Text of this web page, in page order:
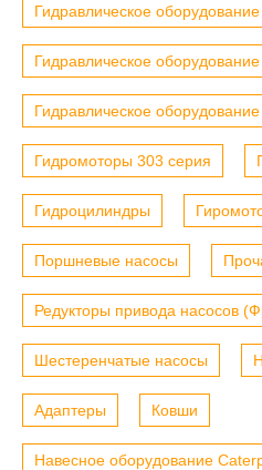
Гидравлическое
Гидравлическое
Гидравлическое
Гидромоторы 303 серия
Гидроцилиндры
Поршневые насосы
Редукторы привода насосов
Шестеренчатые насосы
Адаптеры Ковши
Навесное оборудование